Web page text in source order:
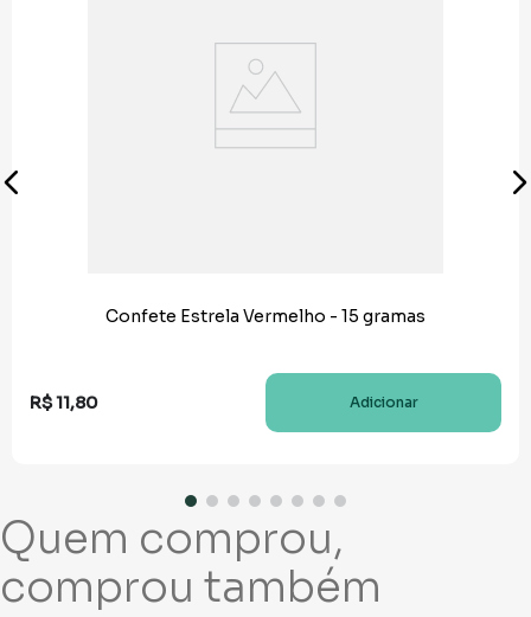
Confete Estrela Vermelho - 15 gramas
R$11,80 Adicionar
Quem comprou,
comprou também